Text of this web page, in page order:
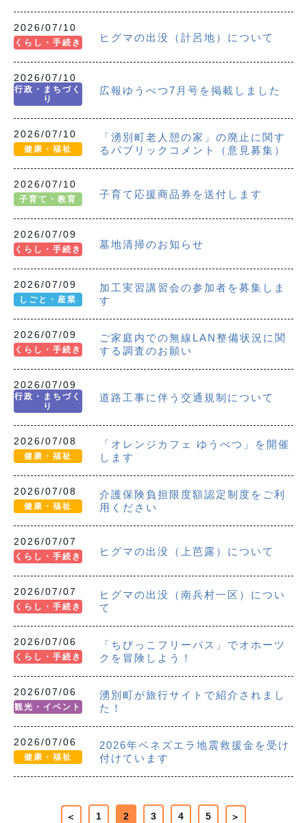
2026/07/10
くらし・手続き ヒグマの出没（計呂地）について
2026/07/10
行政・まちづく
り
広報ゆうべつ7月号を掲載しました
2026/07/10
健康・福祉
「湧別町老人憩の家」の廃止に関す
るパブリックコメント（意見募集）
2026/07/10
子育て・教育 子育て応援商品券を送付します
2026/07/09
くらし・手続き 墓地清掃のお知らせ
2026/07/09
しごと・産業
加工実習講習会の参加者を募集しま
す
2026/07/09
くらし・手続き
ご家庭内での無線LAN整備状況に関
する調査のお願い
2026/07/09
行政・まちづく
り
道路工事に伴う交通規制について
2026/07/08
健康・福祉
「オレンジカフェ ゆうべつ」を開催
します
2026/07/08
健康・福祉
介護保険負担限度額認定制度をご利
用ください
2026/07/07
くらし・手続き ヒグマの出没（上芭露）について
2026/07/07
くらし・手続き
ヒグマの出没（南兵村一区）につい
て
2026/07/06
くらし・手続き
「ちびっこフリーパス」でオホーツ
クを冒険しよう！
2026/07/06
観光・イベント
湧別町が旅行サイトで紹介されまし
た！
2026/07/06
健康・福祉
2026年ベネズエラ地震救援金を受け
付けています
＜ 1 2 3 4 5 ＞